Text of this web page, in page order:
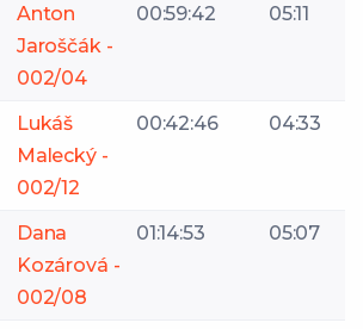
Anton
Jaroščák -
002/04
00:59:42 05:11
Lukáš
Malecký -
002/12
00:42:46 04:33
Dana
Kozárová -
002/08
01:14:53 05:07